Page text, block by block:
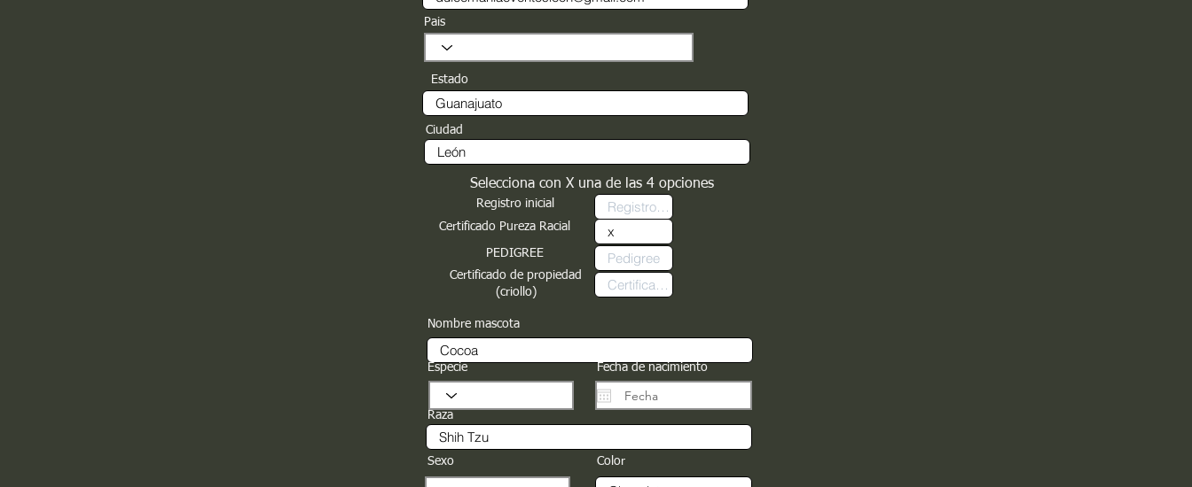
Pais
Estado
Ciudad
Selecciona con X una de las 4 opciones
Registro inicial
Certificado Pureza Racial
PEDIGREE
Certificado de propiedad
(criollo)
Nombre mascota
Especie Fecha de nacimiento
Raza
Sexo Color